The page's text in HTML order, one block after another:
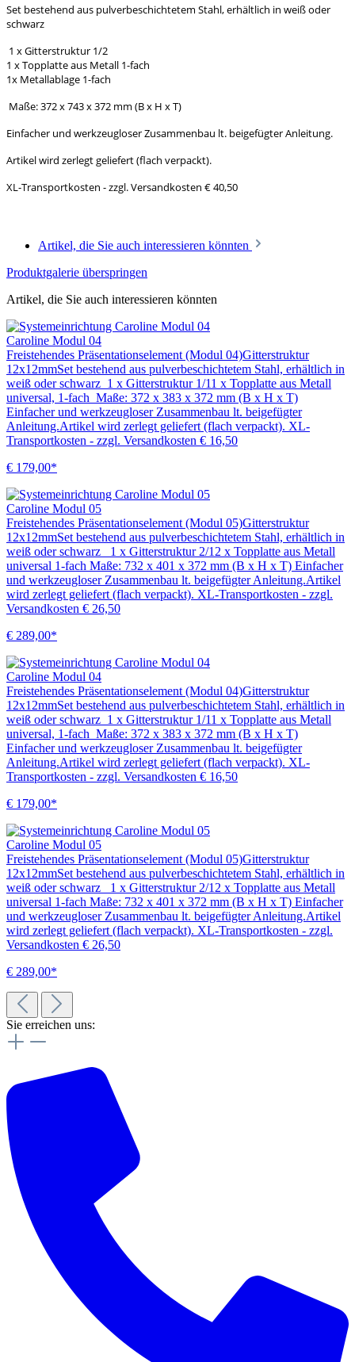
Set bestehend aus pulverbeschichtetem Stahl, erhältlich in weiß oder
schwarz
1 x Gitterstruktur 1/2
1 x Topplatte aus Metall 1-fach
1x Metallablage 1-fach
Maße: 372 x 743 x 372 mm (B x H x T)
Einfacher und werkzeugloser Zusammenbau lt. beigefügter Anleitung.
Artikel wird zerlegt geliefert (flach verpackt).
XL-Transportkosten - zzgl. Versandkosten € 40,50
Artikel, die Sie auch interessieren könnten
Produktgalerie überspringen
Artikel, die Sie auch interessieren könnten
Caroline Modul 04
Freistehendes Präsentationselement (Modul 04)Gitterstruktur
12x12mmSet bestehend aus pulverbeschichtetem Stahl, erhältlich in
weiß oder schwarz 1 x Gitterstruktur 1/11 x Topplatte aus Metall
universal, 1-fach Maße: 372 x 383 x 372 mm (B x H x T)
Einfacher und werkzeugloser Zusammenbau lt. beigefügter
Anleitung.Artikel wird zerlegt geliefert (flach verpackt). XL-
Transportkosten - zzgl. Versandkosten € 16,50
€ 179,00*
Caroline Modul 05
Freistehendes Präsentationselement (Modul 05)Gitterstruktur
12x12mmSet bestehend aus pulverbeschichtetem Stahl, erhältlich in
weiß oder schwarz 1 x Gitterstruktur 2/12 x Topplatte aus Metall
universal 1-fach Maße: 732 x 401 x 372 mm (B x H x T) Einfacher
und werkzeugloser Zusammenbau lt. beigefügter Anleitung.Artikel
wird zerlegt geliefert (flach verpackt). XL-Transportkosten - zzgl.
Versandkosten € 26,50
€ 289,00*
Caroline Modul 04
Freistehendes Präsentationselement (Modul 04)Gitterstruktur
12x12mmSet bestehend aus pulverbeschichtetem Stahl, erhältlich in
weiß oder schwarz 1 x Gitterstruktur 1/11 x Topplatte aus Metall
universal, 1-fach Maße: 372 x 383 x 372 mm (B x H x T)
Einfacher und werkzeugloser Zusammenbau lt. beigefügter
Anleitung.Artikel wird zerlegt geliefert (flach verpackt). XL-
Transportkosten - zzgl. Versandkosten € 16,50
€ 179,00*
Caroline Modul 05
Freistehendes Präsentationselement (Modul 05)Gitterstruktur
12x12mmSet bestehend aus pulverbeschichtetem Stahl, erhältlich in
weiß oder schwarz 1 x Gitterstruktur 2/12 x Topplatte aus Metall
universal 1-fach Maße: 732 x 401 x 372 mm (B x H x T) Einfacher
und werkzeugloser Zusammenbau lt. beigefügter Anleitung.Artikel
wird zerlegt geliefert (flach verpackt). XL-Transportkosten - zzgl.
Versandkosten € 26,50
€ 289,00*
Sie erreichen uns: